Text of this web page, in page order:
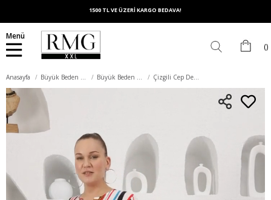
1500 TL VE ÜZERİ KARGO BEDAVA!
Menü
Anasayfa Büyük Beden Üst Giyim Büyük Beden Bluz Çizgili Cep Detaylı Büyük Beden Mavi Bluz